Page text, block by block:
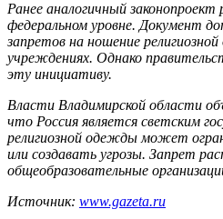
Ранее аналогичный законопроект
федеральном уровне. Документ
запретов на ношение
учреждениях. Однако
эту инициативу.
Власти Владимирской области
что Россия является светским
религиозной одежды может
или создавать угрозы. Запрет
общеобразовательные
Источник: www.gazeta.ru